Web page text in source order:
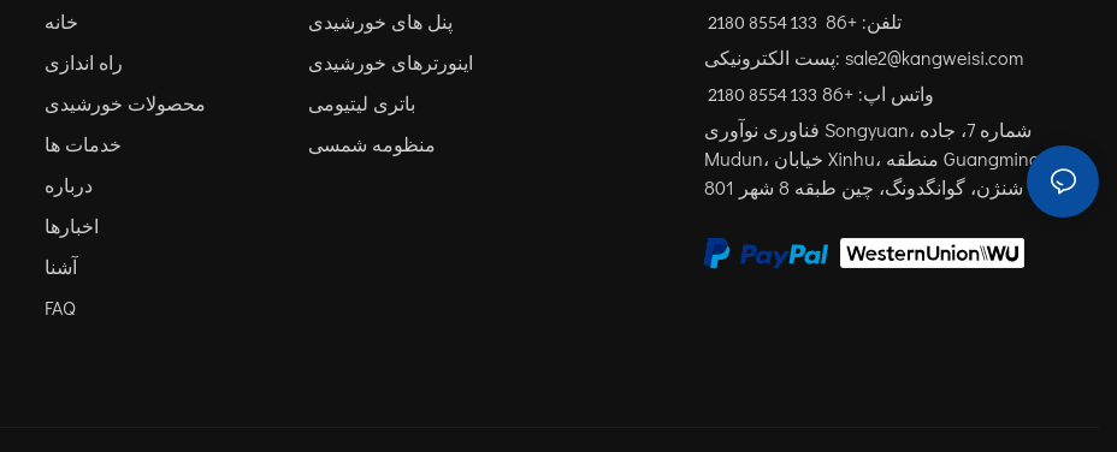
خانه
راه اندازی
محصولات خورشیدی
خدمات ها
درباره
اخبارها
آشنا
FAQ
پنل های خورشیدی
اینورترهای خورشیدی
باتری لیتیومی
منظومه شمسی
تلفن: +86
پست الکترونیکی: sale2@kangweisi.com
واتس اپ: +86
فناوری نوآوری Songyuan، شماره 7، جاده
Mudun، خیابان Xinhu، منطقه Guangming،
شنژن، گوانگدونگ، چین طبقه 8 شهر 801